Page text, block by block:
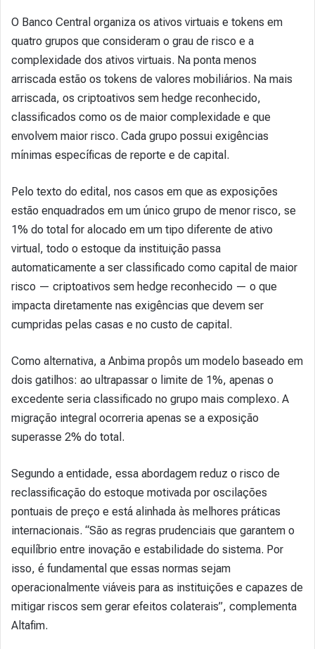
O Banco Central organiza os ativos virtuais e tokens em
quatro grupos que consideram o grau de risco e a
complexidade dos ativos virtuais. Na ponta menos
arriscada estão os tokens de valores mobiliários. Na mais
arriscada, os criptoativos sem hedge reconhecido,
classificados como os de maior complexidade e que
envolvem maior risco. Cada grupo possui exigências
mínimas específicas de reporte e de capital.
Pelo texto do edital, nos casos em que as exposições
estão enquadrados em um único grupo de menor risco, se
1% do total for alocado em um tipo diferente de ativo
virtual, todo o estoque da instituição passa
automaticamente a ser classificado como capital de maior
risco — criptoativos sem hedge reconhecido — o que
impacta diretamente nas exigências que devem ser
cumpridas pelas casas e no custo de capital.
Como alternativa, a Anbima propôs um modelo baseado em
dois gatilhos: ao ultrapassar o limite de 1%, apenas o
excedente seria classificado no grupo mais complexo. A
migração integral ocorreria apenas se a exposição
superasse 2% do total.
Segundo a entidade, essa abordagem reduz o risco de
reclassificação do estoque motivada por oscilações
pontuais de preço e está alinhada às melhores práticas
internacionais. “São as regras prudenciais que garantem o
equilíbrio entre inovação e estabilidade do sistema. Por
isso, é fundamental que essas normas sejam
operacionalmente viáveis para as instituições e capazes de
mitigar riscos sem gerar efeitos colaterais”, complementa
Altafim.